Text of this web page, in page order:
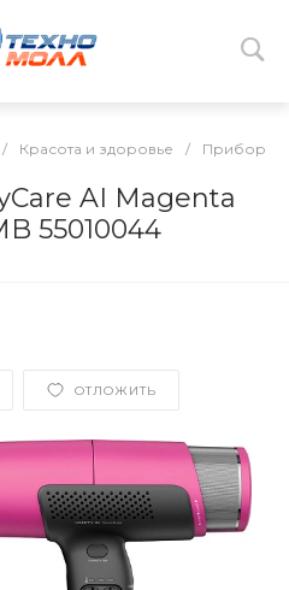
/ Красота и здоровье / Приборы
AI Magenta
55010044
ОТЛОЖИТЬ